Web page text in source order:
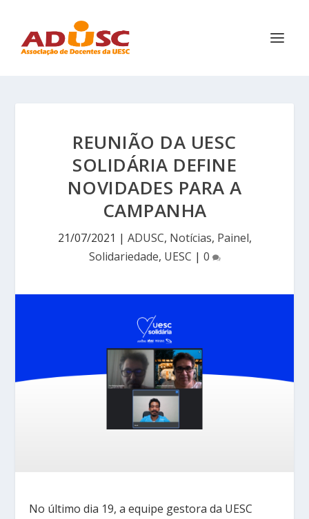
REUNIÃO DA UESC
SOLIDÁRIA DEFINE
NOVIDADES PARA A
CAMPANHA
21/07/2021 | ADUSC, Notícias, Painel,
Solidariedade, UESC | 0
No último dia 19, a equipe gestora da UESC